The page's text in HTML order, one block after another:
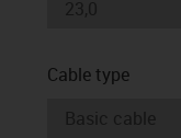
Cable type